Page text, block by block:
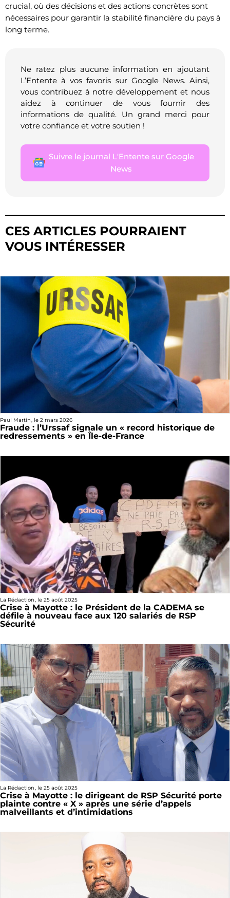
crucial, où des décisions et des actions concrètes sont
nécessaires pour garantir la stabilité financière du pays à
long terme.
Ne ratez plus aucune information en ajoutant
L’Entente à vos favoris sur Google News. Ainsi,
vous contribuez à notre développement et nous
aidez à continuer de vous fournir des
informations de qualité. Un grand merci pour
votre confiance et votre soutien !
Suivre le journal L'Entente sur Google
News
CES ARTICLES POURRAIENT
VOUS INTÉRESSER
Paul Martin, le 2 mars 2026
Fraude : l’Urssaf signale un « record historique de
redressements » en Île-de-France
La Rédaction, le 25 août 2025
Crise à Mayotte : le Président de la CADEMA se
défile à nouveau face aux 120 salariés de RSP
Sécurité
La Rédaction, le 25 août 2025
Crise à Mayotte : le dirigeant de RSP Sécurité porte
plainte contre « X » après une série d’appels
malveillants et d’intimidations